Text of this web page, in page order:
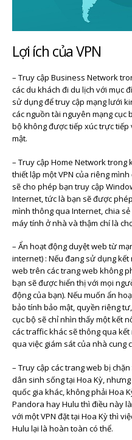
Lợi ích của VPN
– Truy cập Business Network
các du khách đi du lịch với mục
sử dụng để truy cập mạng lưới
các nguồn tài nguyên mạng cục
bộ không được tiếp xúc trực
mật.
– Truy cập Home Network trong
thiết lập một VPN của riêng
sẽ cho phép bạn truy cập
Internet, tức là bạn sẽ được
mình thông qua Internet, chia
máy tính ở nhà và thậm chí là
– Ẩn hoạt động duyệt web từ
internet) : Nếu đang sử dụng
web trên các trang web không
bạn sẽ được hiển thị với mọi
động của bạn). Nếu muốn ẩn
bảo tính bảo mật, quyền riêng
cục bộ sẽ chỉ nhìn thấy một kết
các traffic khác sẽ thông qua
qua việc giám sát của nhà cung
– Truy cập các trang web bị
dân sinh sống tại Hoa Kỳ,
quốc gia khác, không phải Hoa
Pandora hay Hulu thì điều này
với một VPN đặt tại Hoa Kỳ thì
Hulu lại là hoàn toàn có thể.